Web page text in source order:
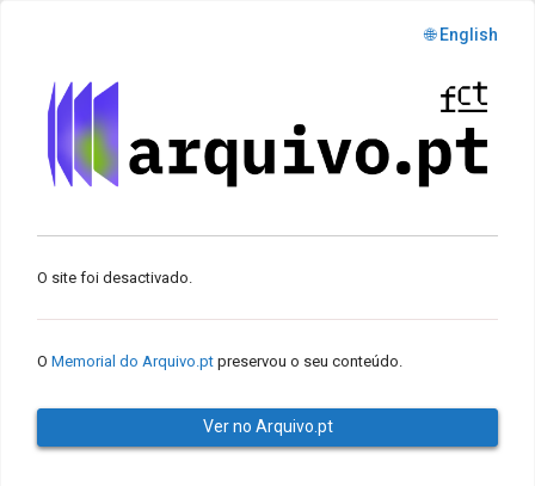
🌐 English
O site foi desactivado.
O Memorial do Arquivo.pt preservou o seu conteúdo.
Ver no Arquivo.pt